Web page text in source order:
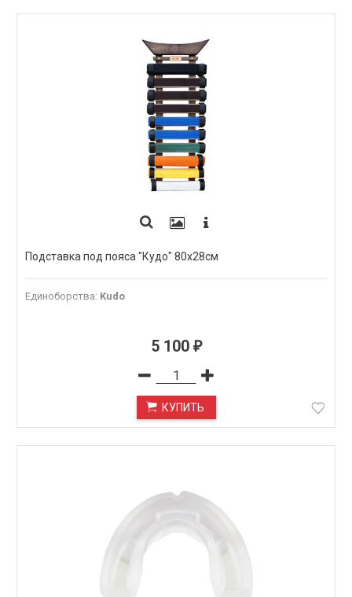
Подставка под пояса "Кудо" 80х28см
Единоборства: Kudo
5 100 ₽
КУПИТЬ